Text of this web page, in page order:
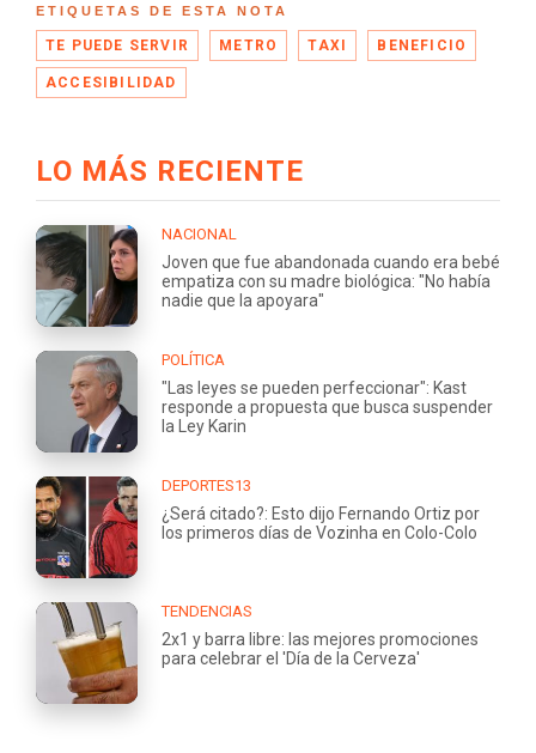
ETIQUETAS DE ESTA NOTA
TE PUEDE SERVIR METRO TAXI BENEFICIO
ACCESIBILIDAD
LO MÁS RECIENTE
NACIONAL
Joven que fue abandonada cuando era bebé
empatiza con su madre biológica: "No había
nadie que la apoyara"
POLÍTICA
"Las leyes se pueden perfeccionar": Kast
responde a propuesta que busca suspender
la Ley Karin
DEPORTES13
¿Será citado?: Esto dijo Fernando Ortiz por
los primeros días de Vozinha en Colo-Colo
TENDENCIAS
2x1 y barra libre: las mejores promociones
para celebrar el 'Día de la Cerveza'